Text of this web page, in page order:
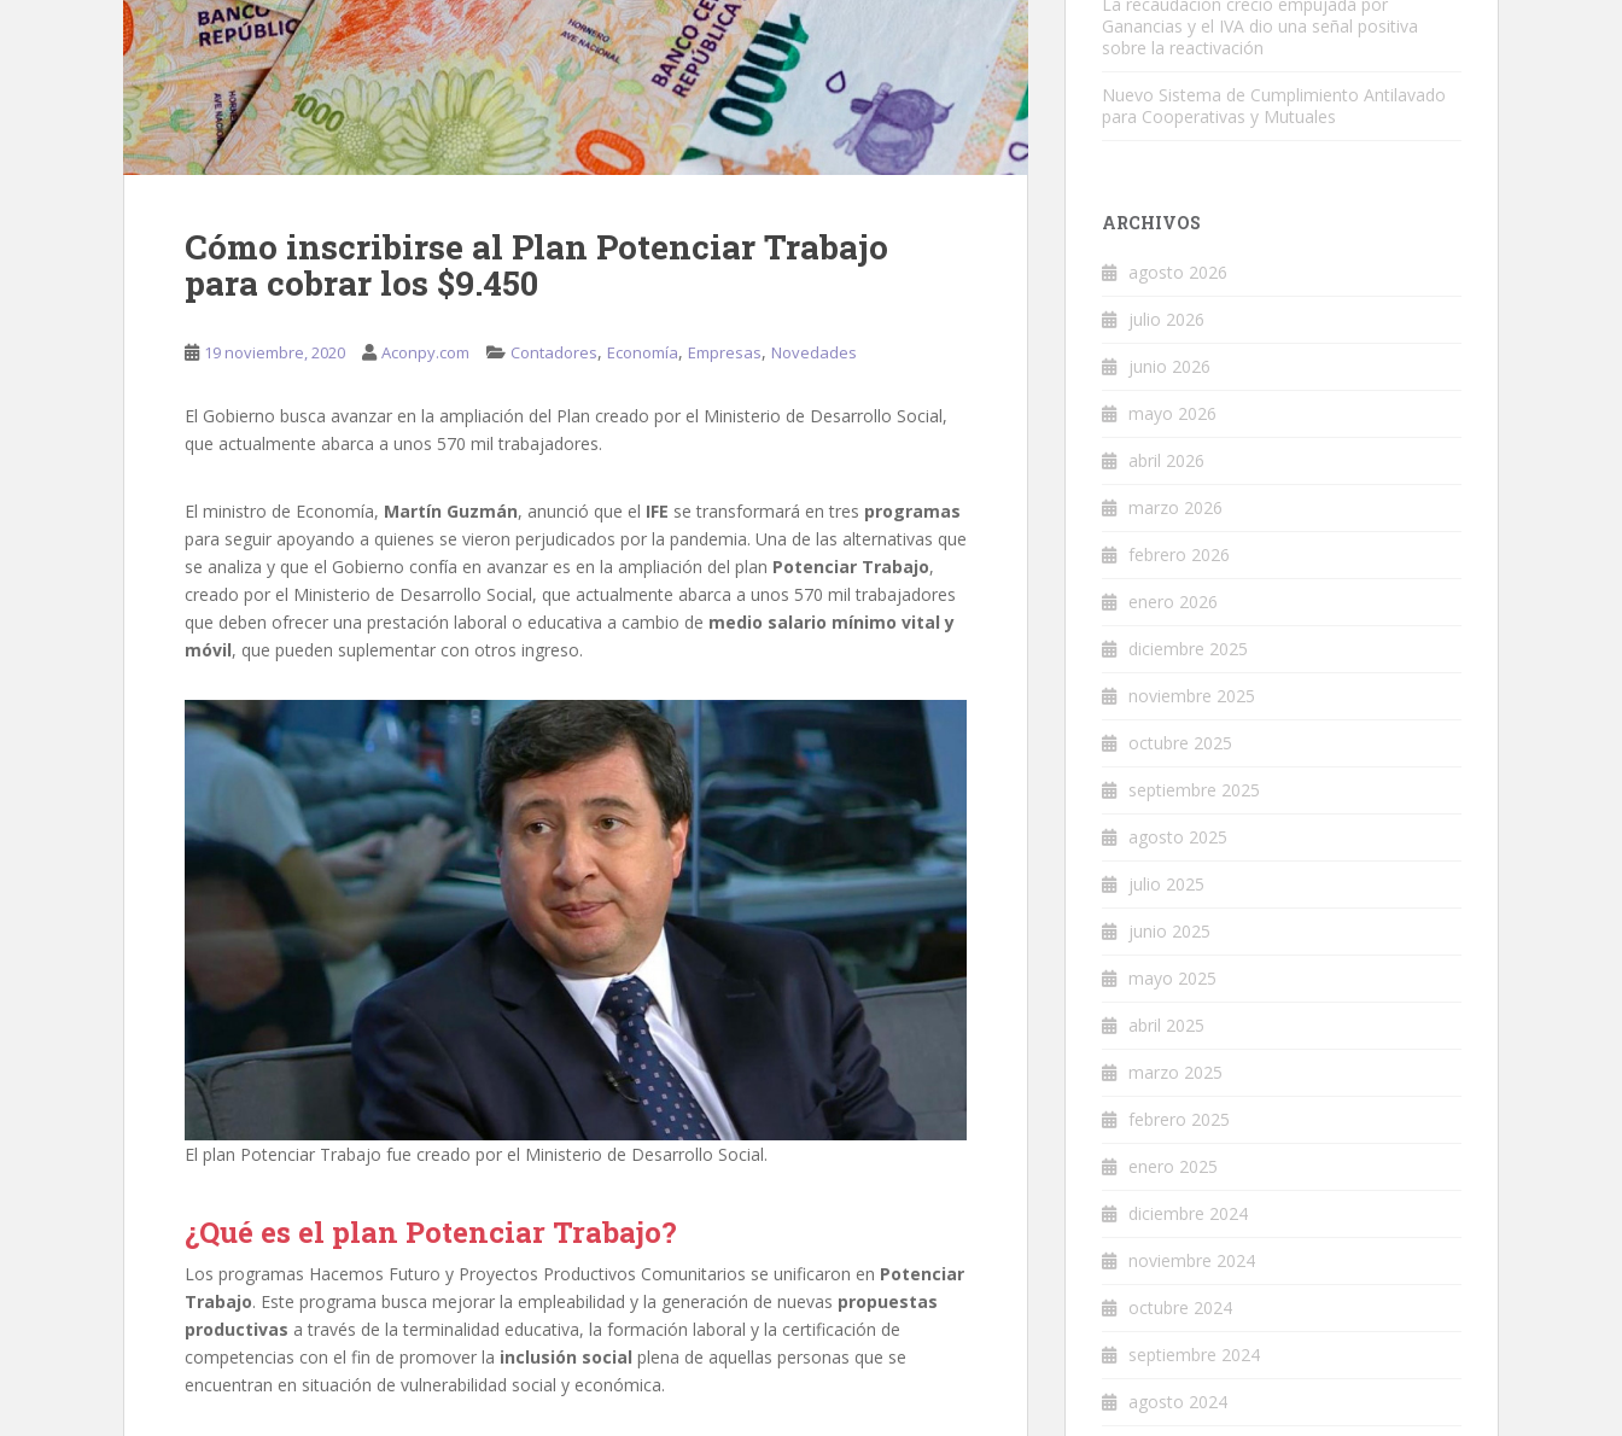
Cómo inscribirse al Plan Potenciar Trabajo
para cobrar los $9.450
19 noviembre, 2020 Aconpy.com Contadores, Economía, Empresas, Novedades
El Gobierno busca avanzar en la ampliación del Plan creado por el Ministerio de Desarrollo Social,
que actualmente abarca a unos 570 mil trabajadores.
El ministro de Economía, Martín Guzmán, anunció que el IFE se transformará en tres programas
para seguir apoyando a quienes se vieron perjudicados por la pandemia. Una de las alternativas que
se analiza y que el Gobierno confía en avanzar es en la ampliación del plan Potenciar Trabajo,
creado por el Ministerio de Desarrollo Social, que actualmente abarca a unos 570 mil trabajadores
que deben ofrecer una prestación laboral o educativa a cambio de medio salario mínimo vital y
móvil, que pueden suplementar con otros ingreso.
El plan Potenciar Trabajo fue creado por el Ministerio de Desarrollo Social.
¿Qué es el plan Potenciar Trabajo?
Los programas Hacemos Futuro y Proyectos Productivos Comunitarios se unificaron en Potenciar
Trabajo. Este programa busca mejorar la empleabilidad y la generación de nuevas propuestas
productivas a través de la terminalidad educativa, la formación laboral y la certificación de
competencias con el fin de promover la inclusión social plena de aquellas personas que se
encuentran en situación de vulnerabilidad social y económica.
Ganancias y el IVA dio una señal positiva
sobre la reactivación
Nuevo Sistema de Cumplimiento Antilavado
para Cooperativas y Mutuales
ARCHIVOS
agosto 2026
julio 2026
junio 2026
mayo 2026
abril 2026
marzo 2026
febrero 2026
enero 2026
diciembre 2025
noviembre 2025
octubre 2025
septiembre 2025
agosto 2025
julio 2025
junio 2025
mayo 2025
abril 2025
marzo 2025
febrero 2025
enero 2025
diciembre 2024
noviembre 2024
octubre 2024
septiembre 2024
agosto 2024